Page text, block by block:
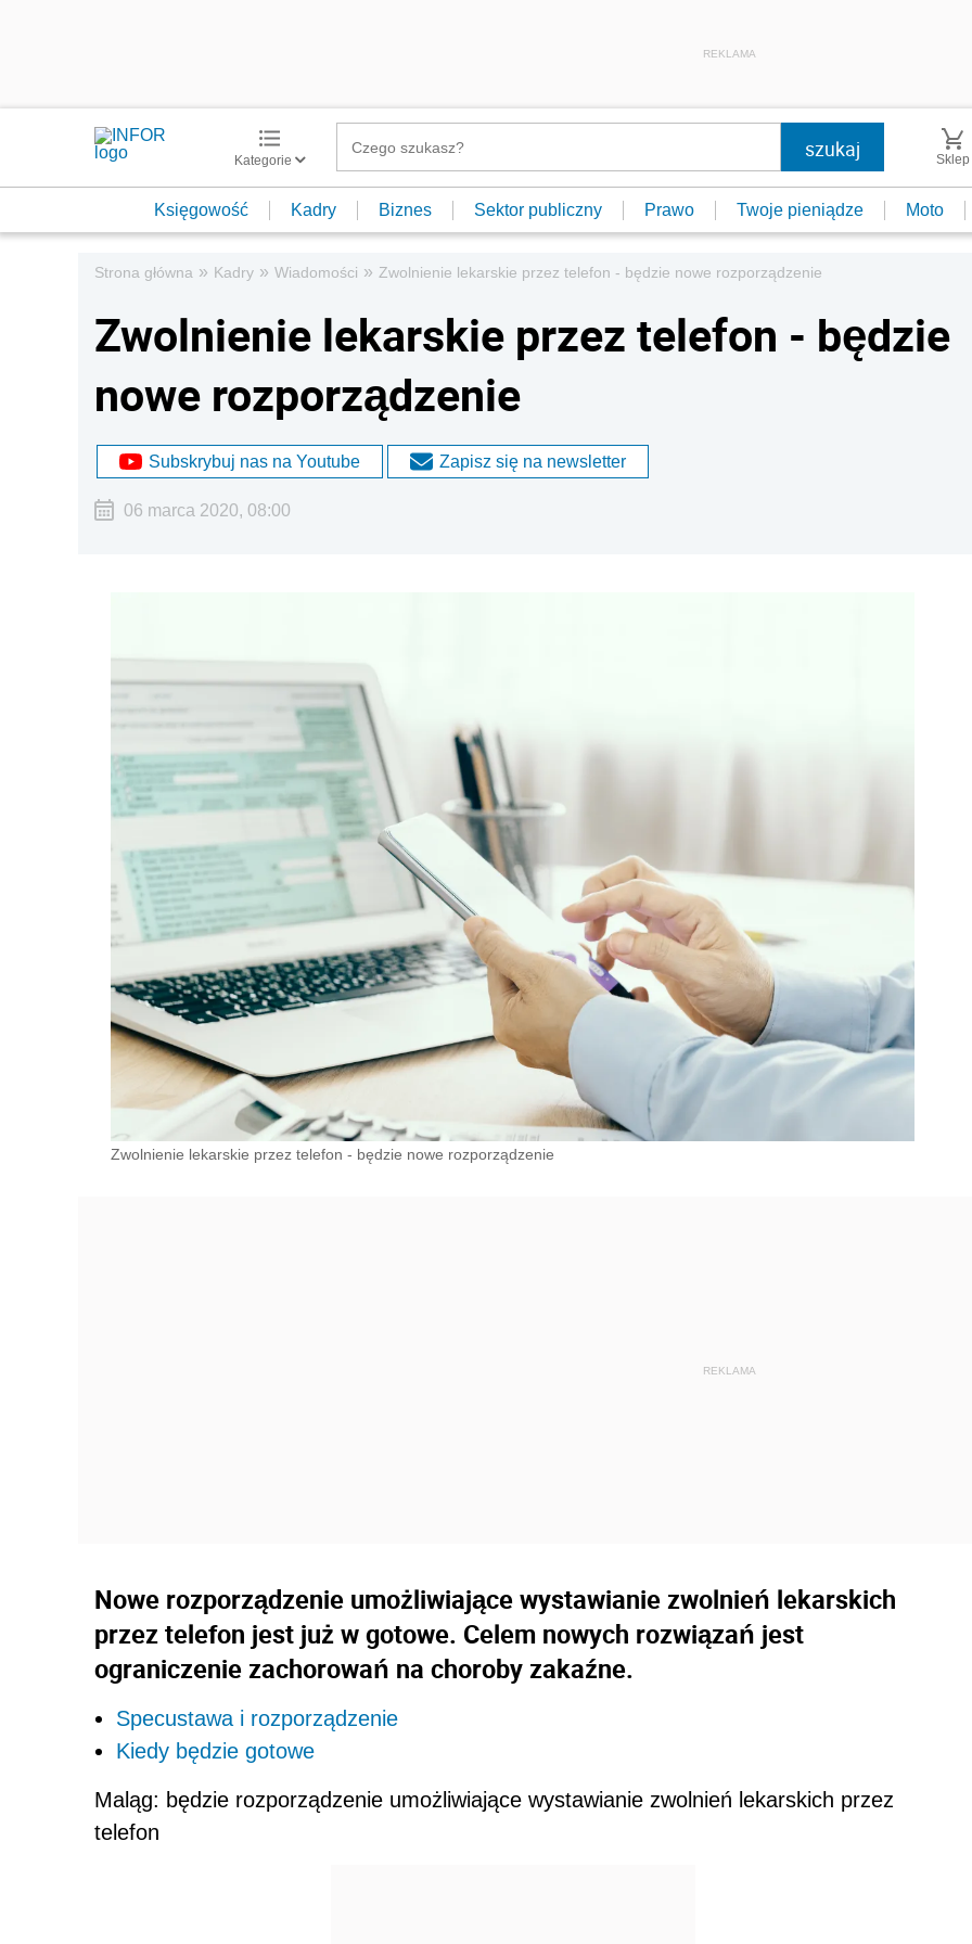
REKLAMA
Kategorie Sklep
Księgowość Kadry Biznes Sektor publiczny Prawo Twoje pieniądze Moto
Strona główna » Kadry » Wiadomości » Zwolnienie lekarskie przez telefon - będzie nowe rozporządzenie
Zwolnienie lekarskie przez telefon - będzie
nowe rozporządzenie
Subskrybuj nas na Youtube Zapisz się na newsletter
06 marca 2020, 08:00
Zwolnienie lekarskie przez telefon - będzie nowe rozporządzenie
Nowe rozporządzenie umożliwiające wystawianie zwolnień lekarskich
przez telefon jest już w gotowe. Celem nowych rozwiązań jest
ograniczenie zachorowań na choroby zakaźne.
Specustawa i rozporządzenie
Kiedy będzie gotowe
Maląg: będzie rozporządzenie umożliwiające wystawianie zwolnień lekarskich przez
telefon